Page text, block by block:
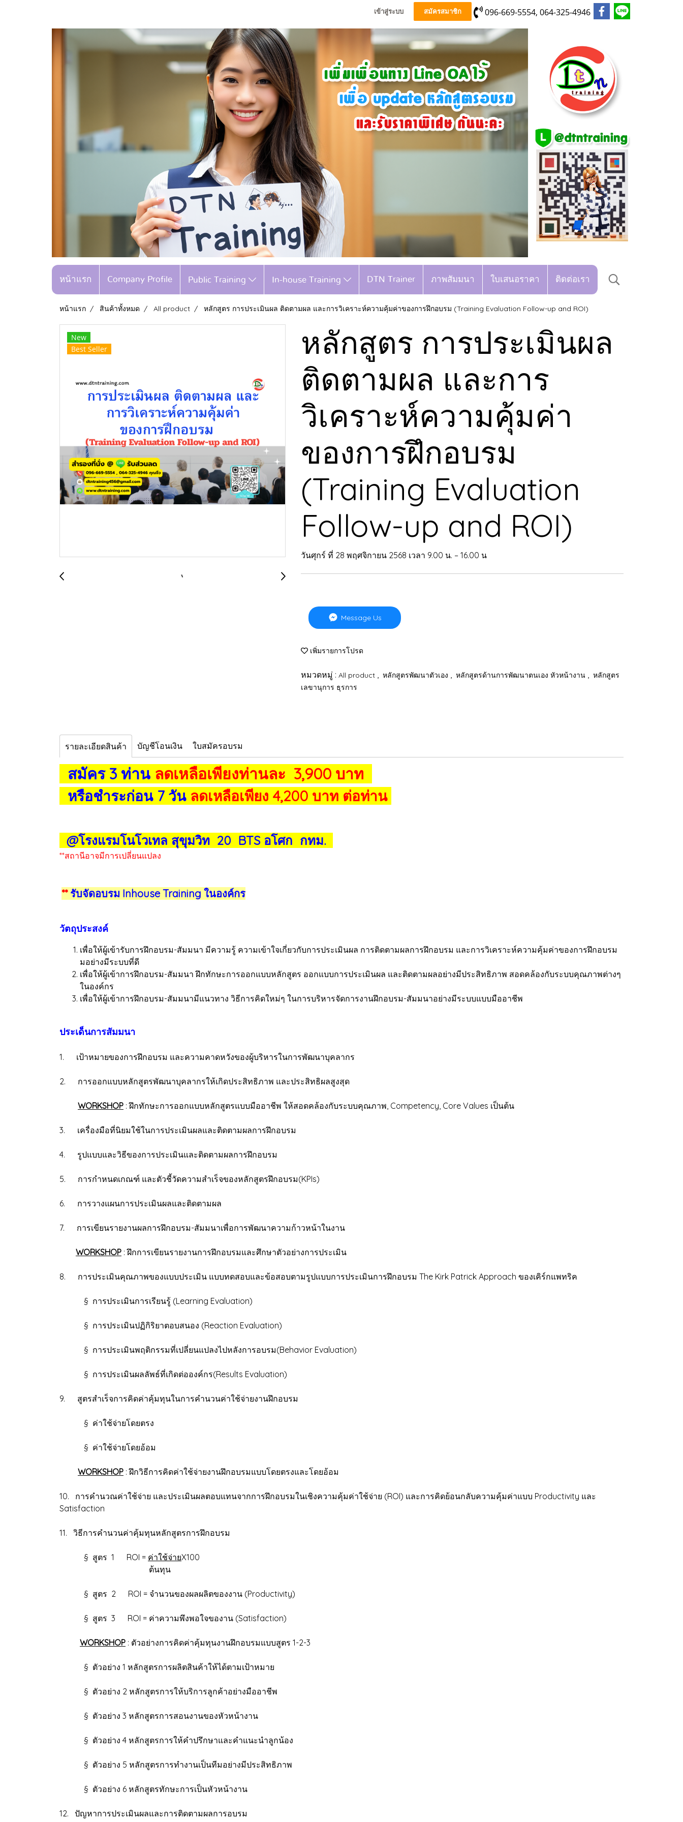
เข้าสู่ระบบ สมัครสมาชิก 096-669-5554, 064-325-4946
หน้าแรก Company Profile Public Training In-house Training DTN Trainer ภาพสัมมนา ใบเสนอราคา ติดต่อเรา
หน้าแรก สินค้าทั้งหมด All product หลักสูตร การประเมินผล ติดตามผล และการวิเคราะห์ความคุ้มค่าของการฝึกอบรม (Training Evaluation Follow-up and ROI)
New
Best Seller
หลักสูตร การประเมินผล
ติดตามผล และการ
วิเคราะห์ความคุ้มค่า
ของการฝึกอบรม
(Training Evaluation
Follow-up and ROI)
วันศุกร์ ที่ 28 พฤศจิกายน 2568 เวลา 9.00 น. – 16.00 น
Message Us
เพิ่มรายการโปรด
หมวดหมู่ : All product , หลักสูตรพัฒนาตัวเอง , หลักสูตรด้านการพัฒนาตนเอง หัวหน้างาน , หลักสูตร
เลขานุการ ธุรการ
รายละเอียดสินค้า บัญชีโอนเงิน ใบสมัครอบรม
สมัคร 3 ท่าน ลดเหลือเพียงท่านละ 3,900 บาท
หรือชำระก่อน 7 วันลดเหลือเพียง 4,200 บาท ต่อท่าน
@โรงแรมโนโวเทล สุขุมวิท 20 BTS อโศก กทม.
**สถานีอาจมีการเปลี่ยนแปลง
**รับจัดอบรม Inhouse Training ในองค์กร
วัตถุประสงค์
เพื่อให้ผู้เข้ารับการฝึกอบรม-สัมมนา มีความรู้ ความเข้าใจเกี่ยวกับการประเมินผล การติดตามผลการฝึกอบรม และการวิเคราะห์ความคุ้มค่าของการฝึกอบรม
มอย่างมีระบบที่ดี
เพื่อให้ผู้เข้าการฝึกอบรม-สัมมนา ฝึกทักษะการออกแบบหลักสูตร ออกแบบการประเมินผล และติดตามผลอย่างมีประสิทธิภาพ สอดคล้องกับระบบคุณภาพต่างๆ
ในองค์กร
เพื่อให้ผู้เข้าการฝึกอบรม-สัมมนามีแนวทาง วิธีการคิดใหม่ๆ ในการบริหารจัดการงานฝึกอบรม-สัมมนาอย่างมีระบบแบบมืออาชีพ
ประเด็นการสัมมนา
1. เป้าหมายของการฝึกอบรม และความคาดหวังของผู้บริหารในการพัฒนาบุคลากร
2. การออกแบบหลักสูตรพัฒนาบุคลากรให้เกิดประสิทธิภาพ และประสิทธิผลสูงสุด
WORKSHOP : ฝึกทักษะการออกแบบหลักสูตรแบบมืออาชีพ ให้สอดคล้องกับระบบคุณภาพ, Competency, Core Values เป็นต้น
3. เครื่องมือที่นิยมใช้ในการประเมินผลและติดตามผลการฝึกอบรม
4. รูปแบบและวิธีของการประเมินและติดตามผลการฝึกอบรม
5. การกำหนดเกณฑ์ และตัวชี้วัดความสำเร็จของหลักสูตรฝึกอบรม(KPIs)
6. การวางแผนการประเมินผลและติดตามผล
7. การเขียนรายงานผลการฝึกอบรม-สัมมนาเพื่อการพัฒนาความก้าวหน้าในงาน
WORKSHOP : ฝึกการเขียนรายงานการฝึกอบรมและศึกษาตัวอย่างการประเมิน
8. การประเมินคุณภาพของแบบประเมิน แบบทดสอบและข้อสอบตามรูปแบบการประเมินการฝึกอบรม The Kirk Patrick Approach ของเคิร์กแพทริค
§ การประเมินการเรียนรู้ (Learning Evaluation)
§ การประเมินปฏิกิริยาตอบสนอง (Reaction Evaluation)
§ การประเมินพฤติกรรมที่เปลี่ยนแปลงไปหลังการอบรม(Behavior Evaluation)
§ การประเมินผลลัพธ์ที่เกิดต่อองค์กร(Results Evaluation)
9. สูตรสำเร็จการคิดค่าคุ้มทุนในการคำนวนค่าใช้จ่ายงานฝึกอบรม
§ ค่าใช้จ่ายโดยตรง
§ ค่าใช้จ่ายโดยอ้อม
WORKSHOP : ฝึกวิธีการคิดค่าใช้จ่ายงานฝึกอบรมแบบโดยตรงและโดยอ้อม
10. การคำนวณค่าใช้จ่าย และประเมินผลตอบแทนจากการฝึกอบรมในเชิงความคุ้มค่าใช้จ่าย (ROI) และการคิดย้อนกลับความคุ้มค่าแบบ Productivity และ
Satisfaction
11. วิธีการคำนวนค่าคุ้มทุนหลักสูตรการฝึกอบรม
§ สูตร 1 ROI = ค่าใช้จ่ายX100
ต้นทุน
§ สูตร 2 ROI = จำนวนของผลผลิตของงาน (Productivity)
§ สูตร 3 ROI = ค่าความพึงพอใจของาน (Satisfaction)
WORKSHOP : ตัวอย่างการคิดค่าคุ้มทุนงานฝึกอบรมแบบสูตร 1-2-3
§ ตัวอย่าง 1 หลักสูตรการผลิตสินค้าให้ได้ตามเป้าหมาย
§ ตัวอย่าง 2 หลักสูตรการให้บริการลูกค้าอย่างมืออาชีพ
§ ตัวอย่าง 3 หลักสูตรการสอนงานของหัวหน้างาน
§ ตัวอย่าง 4 หลักสูตรการให้คำปรึกษาและคำแนะนำลูกน้อง
§ ตัวอย่าง 5 หลักสูตรการทำงานเป็นทีมอย่างมีประสิทธิภาพ
§ ตัวอย่าง 6 หลักสูตรทักษะการเป็นหัวหน้างาน
12. ปัญหาการประเมินผลและการติดตามผลการอบรม